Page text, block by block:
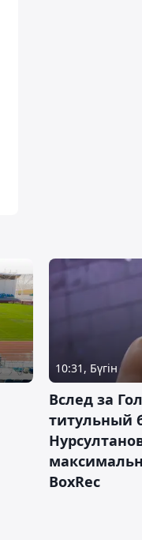
10:31, Бүгін
Вслед за
титульный
BoxRec